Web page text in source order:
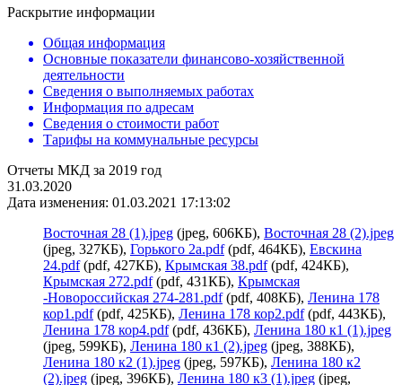
Раскрытие информации
Общая информация
Основные показатели финансово-хозяйственной
деятельности
Сведения о выполняемых работах
Информация по адресам
Сведения о стоимости работ
Тарифы на коммунальные ресурсы
Отчеты МКД за 2019 год
31.03.2020
Дата изменения: 01.03.2021 17:13:02
Восточная 28 (1).jpeg (jpeg, 606КБ), Восточная 28 (2).jpeg
(jpeg, 327КБ), Горького 2а.pdf(pdf, 464КБ), Евскина
24.pdf(pdf, 427КБ), Крымская 38.pdf(pdf, 424КБ),
Крымская 272.pdf(pdf, 431КБ), Крымская
-Новороссийская 274-281.pdf(pdf, 408КБ), Ленина 178
кор1.pdf(pdf, 425КБ), Ленина 178 кор2.pdf(pdf, 443КБ),
Ленина 178 кор4.pdf(pdf, 436КБ), Ленина 180 к1 (1).jpeg
(jpeg, 599КБ), Ленина 180 к1 (2).jpeg (jpeg, 388КБ),
Ленина 180 к2 (1).jpeg (jpeg, 597КБ), Ленина 180 к2
(2).jpeg (jpeg, 396КБ), Ленина 180 к3 (1).jpeg (jpeg,